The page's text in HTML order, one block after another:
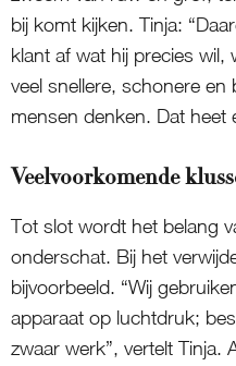
bij komt kijken. Tinja:
klant af wat hij precies wil,
veel snellere, schonere
mensen denken. Dat heet
Veelvoorkomende
Tot slot wordt het belang
onderschat. Bij het
bijvoorbeeld. “Wij
apparaat op luchtdruk;
zwaar werk”, vertelt Tinja.